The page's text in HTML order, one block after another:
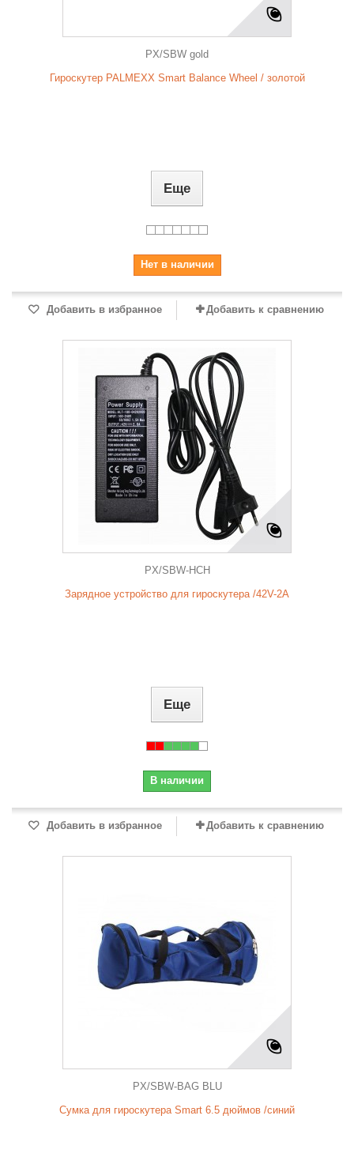
PX/SBW gold
Гироскутер PALMEXX Smart Balance Wheel / золотой
Еще
Нет в наличии
Добавить в избранное Добавить к сравнению
PX/SBW-HCH
Зарядное устройство для гироскутера /42V-2A
Еще
В наличии
Добавить в избранное Добавить к сравнению
PX/SBW-BAG BLU
Сумка для гироскутера Smart 6.5 дюймов /синий